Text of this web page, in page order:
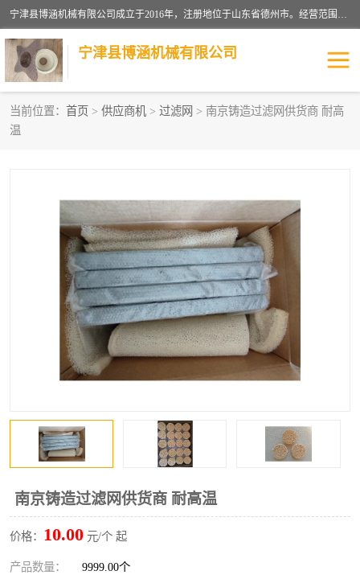
宁津县博涵机械有限公司成立于2016年，注册地位于山东省德州市。经营范围包括：机械设备研发、生产及销售，铸造用造型材料生产、销售，玻璃纤维及制品制造、销售，汽车零配件零售，机械零件、零部件加工，机械零件、零部件销售等；主要产品有：纤维过滤网,陶瓷过滤器,泡沫陶瓷过滤器,耐高温纤维过滤器,铸铁过滤器,铸铜过滤网,铸铝过滤网,铝轮毂过滤网,高效过滤网,高效陶瓷过滤网,高效纤维过滤网。
宁津县博涵机械有限公司
当前位置： 首页 > 供应商机 > 过滤网 > 南京铸造过滤网供货商 耐高
温
南京铸造过滤网供货商 耐高温
价格： 10.00 元/个 起
产品数量： 9999.00个
挡渣网 避脏网